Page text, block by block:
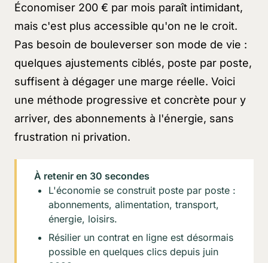
Économiser 200 € par mois paraît intimidant,
mais c'est plus accessible qu'on ne le croit.
Pas besoin de bouleverser son mode de vie :
quelques ajustements ciblés, poste par poste,
suffisent à dégager une marge réelle. Voici
une méthode progressive et concrète pour y
arriver, des abonnements à l'énergie, sans
frustration ni privation.
À retenir en 30 secondes
L'économie se construit poste par poste :
abonnements, alimentation, transport,
énergie, loisirs.
Résilier un contrat en ligne est désormais
possible en quelques clics depuis juin